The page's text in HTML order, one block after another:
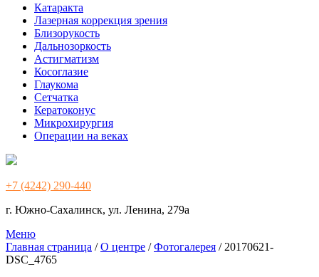
Катаракта
Лазерная коррекция зрения
Близорукость
Дальнозоркость
Астигматизм
Косоглазие
Глаукома
Сетчатка
Кератоконус
Микрохирургия
Операции на веках
+7 (4242) 290-440
г. Южно-Сахалинск, ул. Ленина, 279а
Меню
Главная страница /О центре /Фотогалерея / 20170621-
DSC_4765